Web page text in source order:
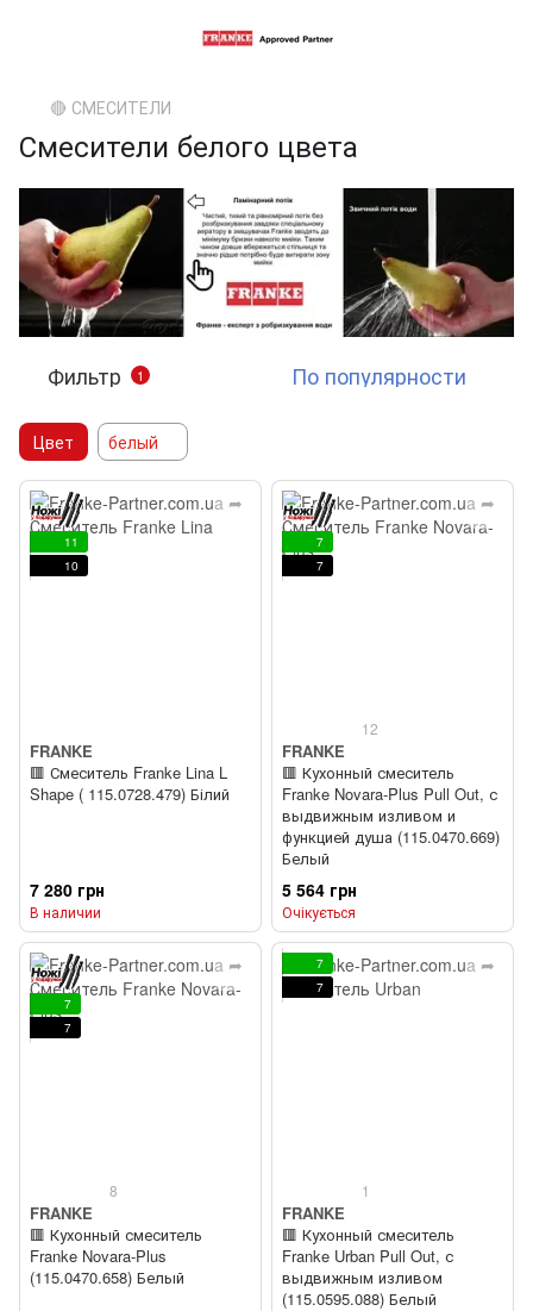
🔴 СМЕСИТЕЛИ
Смесители белого цвета
Фильтр 1 По популярности
Цвет белый
11
10
FRANKE
🟥 Смеситель Franke Lina L
Shape ( 115.0728.479) Білий
7 280 грн
В наличии
7
7
12
FRANKE
🟥 Кухонный смеситель
Franke Novara-Plus Pull Out, с
выдвижным изливом и
функцией душа (115.0470.669)
Белый
5 564 грн
Очікується
7
7
8
FRANKE
🟥 Кухонный смеситель
Franke Novara-Plus
(115.0470.658) Белый
7
7
1
FRANKE
🟥 Кухонный смеситель
Franke Urban Pull Out, с
выдвижным изливом
(115.0595.088) Белый